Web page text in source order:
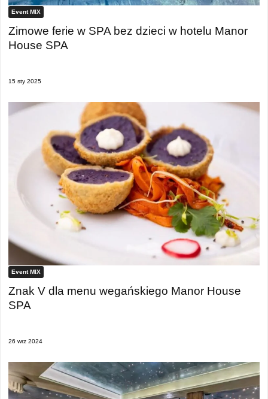
Event MIX
Zimowe ferie w SPA bez dzieci w hotelu Manor
House SPA
15 sty 2025
Event MIX
Znak V dla menu wegańskiego Manor House
SPA
26 wrz 2024